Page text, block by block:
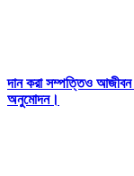
দান করা সম্পত্তিও আজীবন
অনুমোদন।